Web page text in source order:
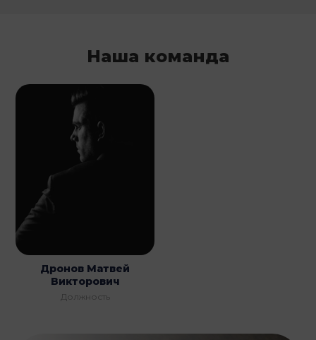
Наша команда
Дронов Матвей
Викторович
Должность